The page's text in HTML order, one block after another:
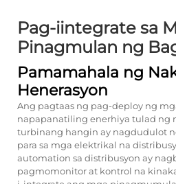
Pag-iintegrate sa
Pinagmulan ng
Pamamahala ng
Henerasyon
Ang pagtaas ng pag-deploy ng
napapanatiling enerhiya tulad ng
turbinang hangin ay nagdudulot
para sa mga elektrikal na
automation sa distribusyon ay
pagmomonitor at kontrol na